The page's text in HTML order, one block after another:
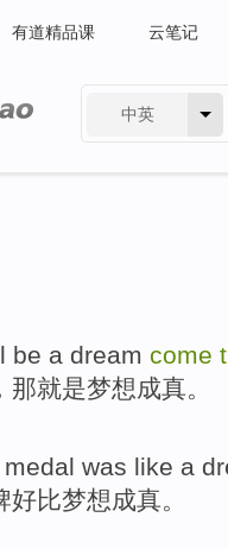
有道精品课 云笔记
中英
be a dream come
那就是梦想成真。
medal was like a
好比梦想成真。